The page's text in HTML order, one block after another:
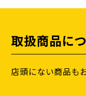
取扱商品に
店頭にない商品も